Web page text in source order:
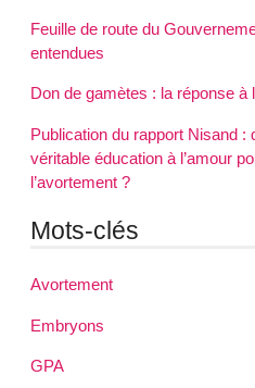
Feuille de route du
entendues
Don de gamètes : la réponse
Publication du rapport Nisand :
véritable éducation à l’amour
l’avortement ?
Mots-clés
Avortement
Embryons
GPA